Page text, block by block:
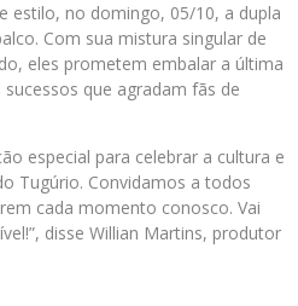
estilo, no domingo, 05/10, a dupla
Com sua mistura singular de
eles prometem embalar a última
que agradam fãs de
especial para celebrar a cultura e
Tugúrio. Convidamos a todos
cada momento conosco. Vai
disse Willian Martins, produtor